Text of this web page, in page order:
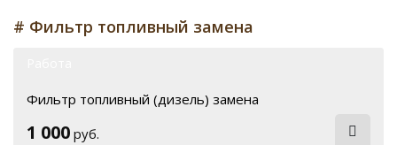
# Фильтр топливный замена
Фильтр топливный (дизель) замена
1 000 руб.